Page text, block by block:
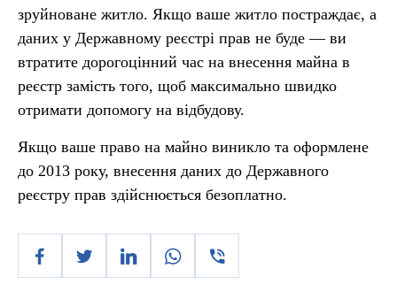
зруйноване житло. Якщо ваше житло постраждає, а
даних у Державному реєстрі прав не буде — ви
втратите дорогоцінний час на внесення майна в
реєстр замість того, щоб максимально швидко
отримати допомогу на відбудову.
Якщо ваше право на майно виникло та оформлене
до 2013 року, внесення даних до Державного
реєстру прав здійснюється безоплатно.